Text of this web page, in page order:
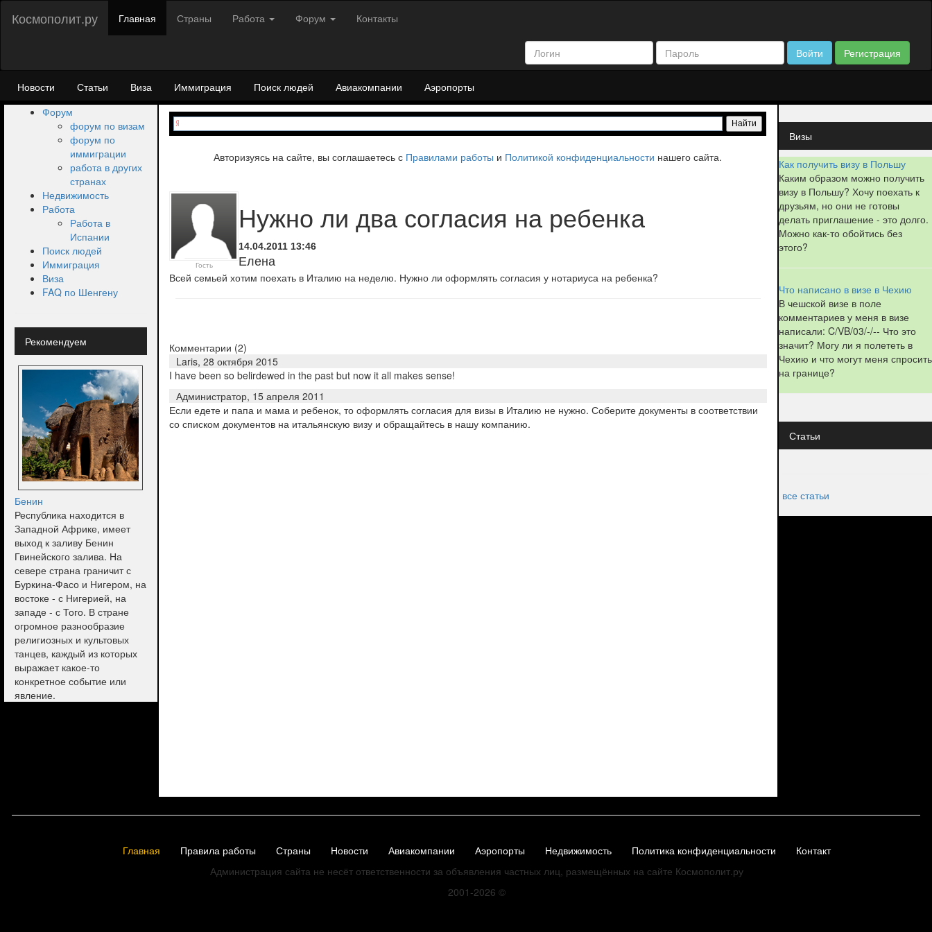
Космополит.ру Главная Страны Работа Форум Контакты
Войти Регистрация
Новости Статьи Виза Иммиграция Поиск людей Авиакомпании
Аэропорты
Форум
форум по визам
форум по
иммиграции
работа в других
странах
Недвижимость
Работа
Работа в
Испании
Поиск людей
Иммиграция
Виза
FAQ по Шенгену
Рекомендуем
Бенин
Республика находится в
Западной Африке, имеет
выход к заливу Бенин
Гвинейского залива. На
севере страна граничит с
Буркина-Фасо и Нигером, на
востоке - с Нигерией, на
западе - с Того. В стране
огромное разнообразие
религиозных и культовых
танцев, каждый из которых
выражает какое-то
конкретное событие или
явление.
Авторизуясь на сайте, вы соглашаетесь с Правилами работы и Политикой конфиденциальности нашего сайта.
Гость
Нужно ли два согласия на ребенка
14.04.2011 13:46
Елена
Всей семьей хотим поехать в Италию на неделю. Нужно ли оформлять согласия у нотариуса на ребенка?
Комментарии (2)
Laris, 28 октября 2015
I have been so belirdewed in the past but now it all makes sense!
Администратор, 15 апреля 2011
Если едете и папа и мама и ребенок, то оформлять согласия для визы в Италию не нужно. Соберите документы в соответствии
со списком документов на итальянскую визу и обращайтесь в нашу компанию.
Визы
Как получить визу в Польшу
Каким образом можно получить
визу в Польшу? Хочу поехать к
друзьям, но они не готовы
делать приглашение - это долго.
Можно как-то обойтись без
этого?
Что написано в визе в Чехию
В чешской визе в поле
комментариев у меня в визе
написали: C/VB/03/-/-- Что это
значит? Могу ли я полететь в
Чехию и что могут меня спросить
на границе?
Статьи
все статьи
Главная Правила работы Страны Новости Авиакомпании Аэропорты Недвижимость Политика конфиденциальности Контакт
Администрация сайта не несёт ответственности за объявления частных лиц, размещённых на сайте Космополит.ру
2001-2026 ©